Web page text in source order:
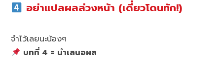
อย่าแปลผลล่วงหน้า (เดี๋ยวโดนทัก!)
จำไว้เลยนะน้องๆ
บทที่ 4 = นำเสนอผล